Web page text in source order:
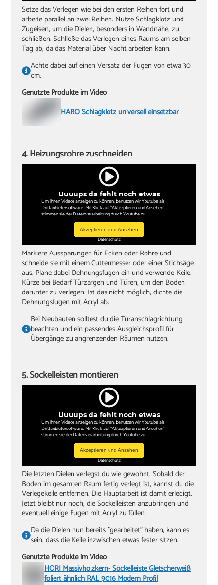
Setze das Verlegen wie bei den ersten Reihen fort und
arbeite parallel an zwei Reihen. Nutze Schlagklotz und
Zugeisen, um die Dielen, besonders in Wandnähe, zu
schließen. Schließe das Verlegen eines Raums am selben
Tag ab, da das Material über Nacht arbeiten kann.
Achte dabei auf einen Versatz der Fugen von etwa 30
cm.
Genutzte Produkte im Video
HARO Schlagklotz universell einsetzbar
Uuuups da fehlt noch etwas
Um ihnen Videos anzeigen zu können, benutzen wir Youtube als
Drittanbietersoftware. Mit Klick auf "Aktezptieren und Ansehen"
stimmen sie der Datenverarbeitung durch Youtube zu.
Akzeptieren und Ansehen
Datenschutz
4. Heizungsrohre zuschneiden
Markiere Aussparungen für Ecken oder Rohre und
schneide sie mit einem Cuttermesser oder einer Stichsäge
aus. Plane dabei Dehnungsfugen ein und verwende Keile.
Kürze bei Bedarf Türzargen und Türen, um den Boden
darunter zu verlegen. Ist das nicht möglich, dichte die
Dehnungsfugen mit Acryl ab.
Bei Neubauten solltest du die Türanschlagrichtung
beachten und ein passendes Ausgleichsprofil für
Übergänge zu angrenzenden Räumen nutzen.
Uuuups da fehlt noch etwas
Um ihnen Videos anzeigen zu können, benutzen wir Youtube als
Drittanbietersoftware. Mit Klick auf "Aktezptieren und Ansehen"
stimmen sie der Datenverarbeitung durch Youtube zu.
Akzeptieren und Ansehen
Datenschutz
5. Sockelleisten montieren
Die letzten Dielen verlegst du wie gewohnt. Sobald der
Boden im gesamten Raum fertig verlegt ist, kannst du die
Verlegekeile entfernen. Die Hauptarbeit ist damit erledigt.
Jetzt bleibt nur noch, die Sockelleisten anzubringen und
eventuell einige Fugen mit Acryl zu füllen.
Da die Dielen nun bereits "gearbeitet" haben, kann es
sein, dass die Keile inzwischen etwas fester sitzen.
Genutzte Produkte im Video
HORI Massivholzkern- Sockelleiste Gletscherweiß
foliert ähnlich RAL 9016 Modern Profil